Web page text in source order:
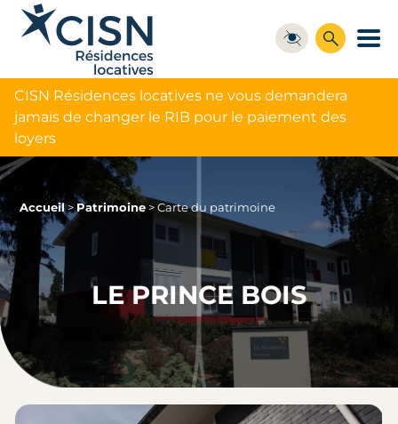
CISN Résidences locatives ne vous demandera
jamais de changer le RIB pour le paiement des
loyers
Accueil>Patrimoine>Carte du patrimoine
LE PRINCE BOIS